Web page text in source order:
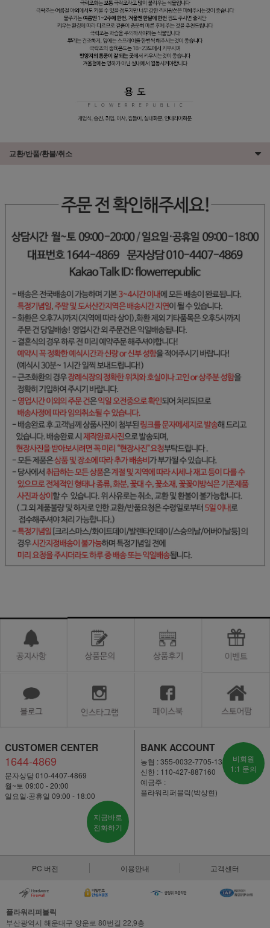
교환/반품/환불/취소
CUSTOMER CENTER
1644-4869
문자상담 010-4407-4869
월~토 09:00 - 20:00
일요일·공휴일 09:00 - 18:00
지금바로
전화하기
BANK ACCOUNT
농협 : 355-0032-7705-13
신한 : 110-427-887160
예금주 :
플라워리퍼블릭(박상현)
비회원
1:1 문의
PC 버전 이용안내 고객센터
플라워리퍼블릭
부산광역시 해운대구 양운로 80번길 22,9층